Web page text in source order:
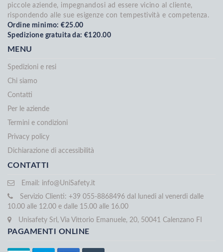
piccole aziende, impegnandosi ad essere vicino al cliente,
rispondendo alle sue esigenze con tempestività e competenza.
Ordine minimo: €25.00
Spedizione gratuita da: €120.00
MENU
Spedizioni e resi
Chi siamo
Contatti
Per le aziende
Termini e condizioni
Privacy policy
Dichiarazione di accessibilità
CONTATTI
Email: info@UniSafety.it
Servizio Clienti: +39 055-8868496 dal lunedi al venerdi dalle
10.00 alle 12.00 e dalle 15.00 alle 16.00
Unisafety Srl, Via Vittorio Emanuele, 20, 50041 Calenzano FI
PAGAMENTI ONLINE